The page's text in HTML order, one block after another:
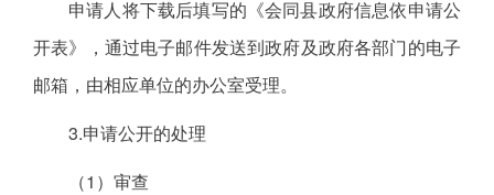
申请人将下载后填写的《会同县政府信息依申请公
开表》，通过电子邮件发送到政府及政府各部门的电子
邮箱，由相应单位的办公室受理。
3.申请公开的处理
（1）审查